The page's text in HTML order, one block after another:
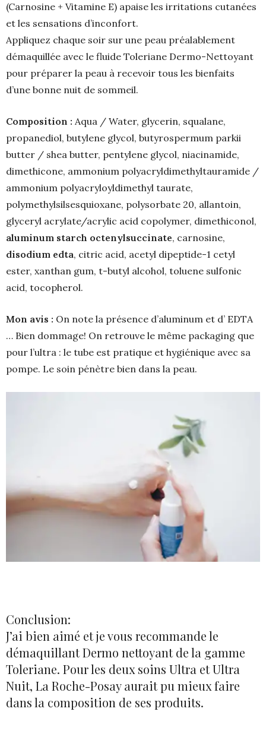
(Carnosine + Vitamine E) apaise les irritations cutanées
et les sensations d’inconfort.
Appliquez chaque soir sur une peau préalablement
démaquillée avec le fluide Toleriane Dermo-Nettoyant
pour préparer la peau à recevoir tous les bienfaits
d’une bonne nuit de sommeil.
Composition : Aqua / Water, glycerin, squalane,
propanediol, butylene glycol, butyrospermum parkii
butter / shea butter, pentylene glycol, niacinamide,
dimethicone, ammonium polyacryldimethyltauramide /
ammonium polyacryloyldimethyl taurate,
polymethylsilsesquioxane, polysorbate 20, allantoin,
glyceryl acrylate/acrylic acid copolymer, dimethiconol,
aluminum starch octenylsuccinate, carnosine,
disodium edta, citric acid, acetyl dipeptide-1 cetyl
ester, xanthan gum, t-butyl alcohol, toluene sulfonic
acid, tocopherol.
Mon avis : On note la présence d’aluminum et d’ EDTA
… Bien dommage! On retrouve le même packaging que
pour l’ultra : le tube est pratique et hygiénique avec sa
pompe. Le soin pénètre bien dans la peau.
Conclusion:
J’ai bien aimé et je vous recommande le
démaquillant Dermo nettoyant de la gamme
Toleriane. Pour les deux soins Ultra et Ultra
Nuit, La Roche-Posay aurait pu mieux faire
dans la composition de ses produits.